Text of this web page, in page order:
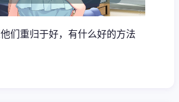
们重归于好，有什么好的方法